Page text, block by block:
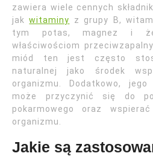
zawiera wiele cennych
jakwitaminy z grupy B,
tym potas, magnez i
właściwościom
miód ten jest często
naturalnej jako środek
organizmu. Dodatkowo, jego
może przyczynić się do
pokarmowego oraz
organizmu.
Jakie są